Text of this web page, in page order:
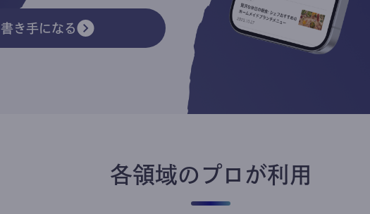
書き手になる
各領域のプロが利用